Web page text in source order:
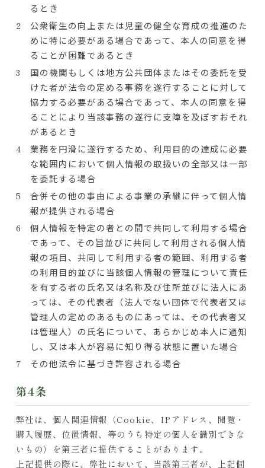
るとき
公衆衛生の向上または児童の健全な育成の推進のた
めに特に必要がある場合であって、本人の同意を得
ることが困難であるとき
国の機関もしくは地方公共団体またはその委託を受
けた者が法令の定める事務を遂行することに対して
協力する必要がある場合であって、本人の同意を得
ることにより当該事務の遂行に支障を及ぼすおそれ
があるとき
業務を円滑に遂行するため、利用目的の達成に必要
な範囲内において個人情報の取扱いの全部又は一部
を委託する場合
合併その他の事由による事業の承継に伴って個人情
報が提供される場合
個人情報を特定の者との間で共同して利用する場合
であって、その旨並びに共同して利用される個人情
報の項目、共同して利用する者の範囲、利用する者
の利用目的並びに当該個人情報の管理について責任
を有する者の氏名又は名称及び住所並びに法人にあ
っては、その代表者（法人でない団体で代表者又は
管理人の定めのあるものにあっては、その代表者又
は管理人）の氏名について、あらかじめ本人に通知
し、又は本人が容易に知り得る状態に置いた場合
その他法令に基づき許容される場合
第4条
弊社は、個人関連情報（Cookie、IPアドレス、閲覧・
購入履歴、位置情報、等のうち特定の個人を識別できな
いもの）を第三者に提供することがあります。
上記提供の際に、弊社において、当該第三者が、上記個